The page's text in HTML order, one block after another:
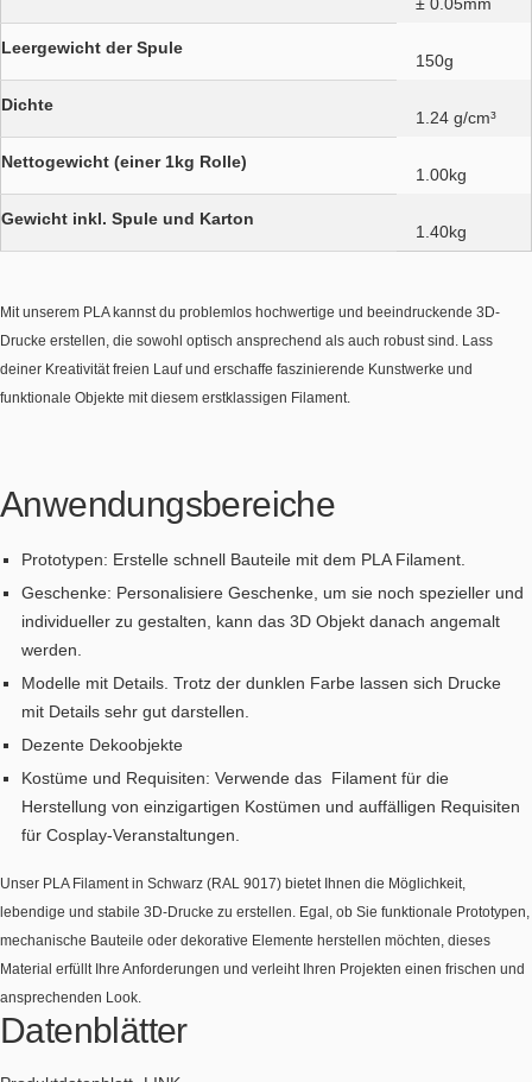
Leergewicht der Spule
150g
Dichte
1.24 g/cm³
Nettogewicht (einer 1kg Rolle)
1.00kg
Gewicht inkl. Spule und Karton
1.40kg
Mit unserem PLA kannst du problemlos hochwertige und beeindruckende 3D-
Drucke erstellen, die sowohl optisch ansprechend als auch robust sind. Lass
deiner Kreativität freien Lauf und erschaffe faszinierende Kunstwerke und
funktionale Objekte mit diesem erstklassigen Filament.
Anwendungsbereiche
Prototypen: Erstelle schnell Bauteile mit dem PLA Filament.
Geschenke: Personalisiere Geschenke, um sie noch spezieller und
individueller zu gestalten, kann das 3D Objekt danach angemalt
werden.
Modelle mit Details. Trotz der dunklen Farbe lassen sich Drucke
mit Details sehr gut darstellen.
Dezente Dekoobjekte
Kostüme und Requisiten: Verwende das Filament für die
Herstellung von einzigartigen Kostümen und auffälligen Requisiten
für Cosplay-Veranstaltungen.
Unser PLA Filament in Schwarz (RAL 9017) bietet Ihnen die Möglichkeit,
lebendige und stabile 3D-Drucke zu erstellen. Egal, ob Sie funktionale Prototypen,
mechanische Bauteile oder dekorative Elemente herstellen möchten, dieses
Material erfüllt Ihre Anforderungen und verleiht Ihren Projekten einen frischen und
ansprechenden Look.
Datenblätter